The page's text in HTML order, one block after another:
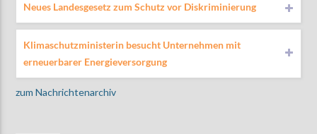
Neues Landesgesetz zum Schutz vor Diskriminierung
Klimaschutzministerin besucht Unternehmen mit
erneuerbarer Energieversorgung
zum Nachrichtenarchiv